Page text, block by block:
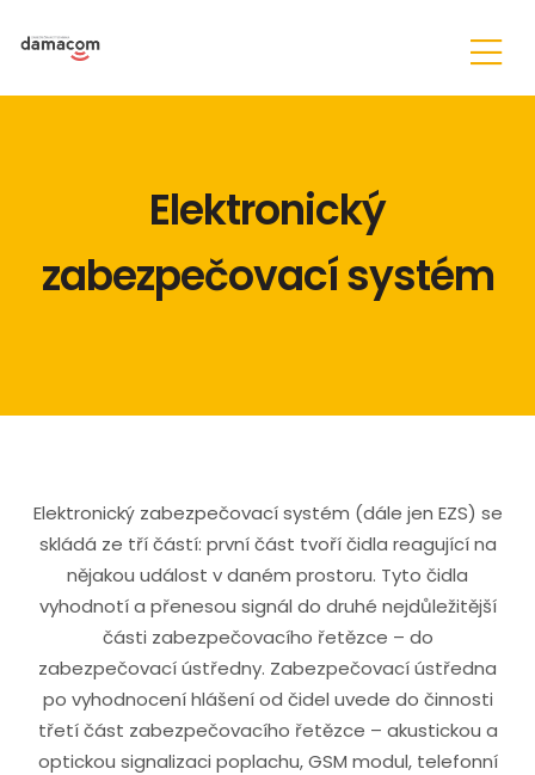
Elektronický
zabezpečovací systém
Elektronický zabezpečovací systém (dále jen EZS) se
skládá ze tří částí: první část tvoří čidla reagující na
nějakou událost v daném prostoru. Tyto čidla
vyhodnotí a přenesou signál do druhé nejdůležitější
části zabezpečovacího řetězce – do
zabezpečovací ústředny. Zabezpečovací ústředna
po vyhodnocení hlášení od čidel uvede do činnosti
třetí část zabezpečovacího řetězce – akustickou a
optickou signalizaci poplachu, GSM modul, telefonní